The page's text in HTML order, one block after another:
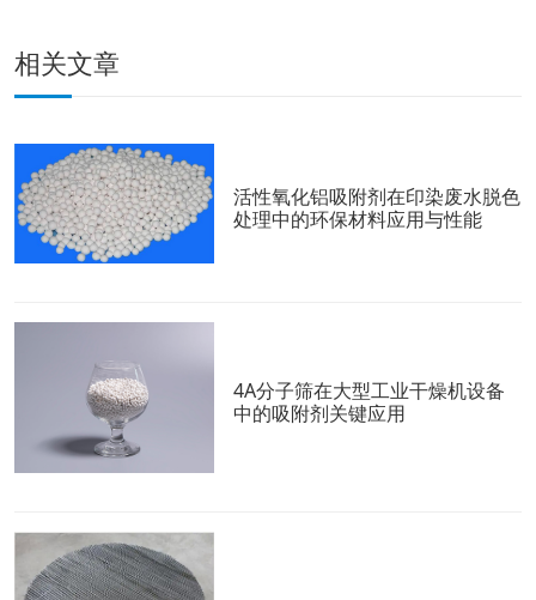
相关文章
活性氧化铝吸附剂在印染废水脱色
处理中的环保材料应用与性能
4A分子筛在大型工业干燥机设备
中的吸附剂关键应用